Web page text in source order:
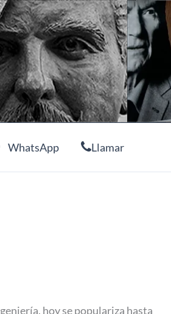
WhatsApp Llamar
hoy se populariza hasta